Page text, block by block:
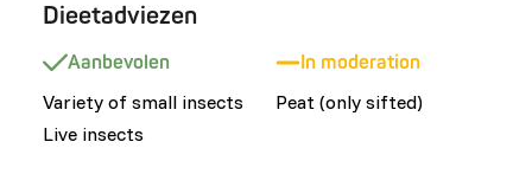
Dieetadviezen
Aanbevolen
Variety of small insects
Live insects
In moderation
Peat (only sifted)